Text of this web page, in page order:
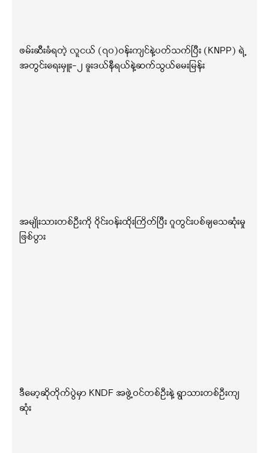
ဖမ်းဆီးခံရတဲ့ လူငယ် (၇၀)ဝန်းကျင်နဲ့ပတ်သက်ပြီး (KNPP) ရဲ့
အတွင်းရေးမှူး-၂ ခူးဒယ်နီရယ်နဲ့ဆက်သွယ်မေးမြန်း
အမျိုးသားတစ်ဦးကို ဝိုင်းဝန်းထိုးကြိတ်ပြီး ဂူတွင်းပစ်ချသေဆုံးမှု
ဖြစ်ပွား
ဒီမော့ဆိုတိုက်ပွဲမှာ KNDF အဖွဲ့ဝင်တစ်ဦးနဲ့ ရွာသားတစ်ဦးကျ
ဆုံး